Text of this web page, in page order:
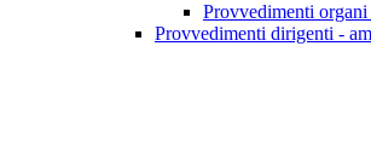
Provvedimenti
Provvedimenti dirigenti -